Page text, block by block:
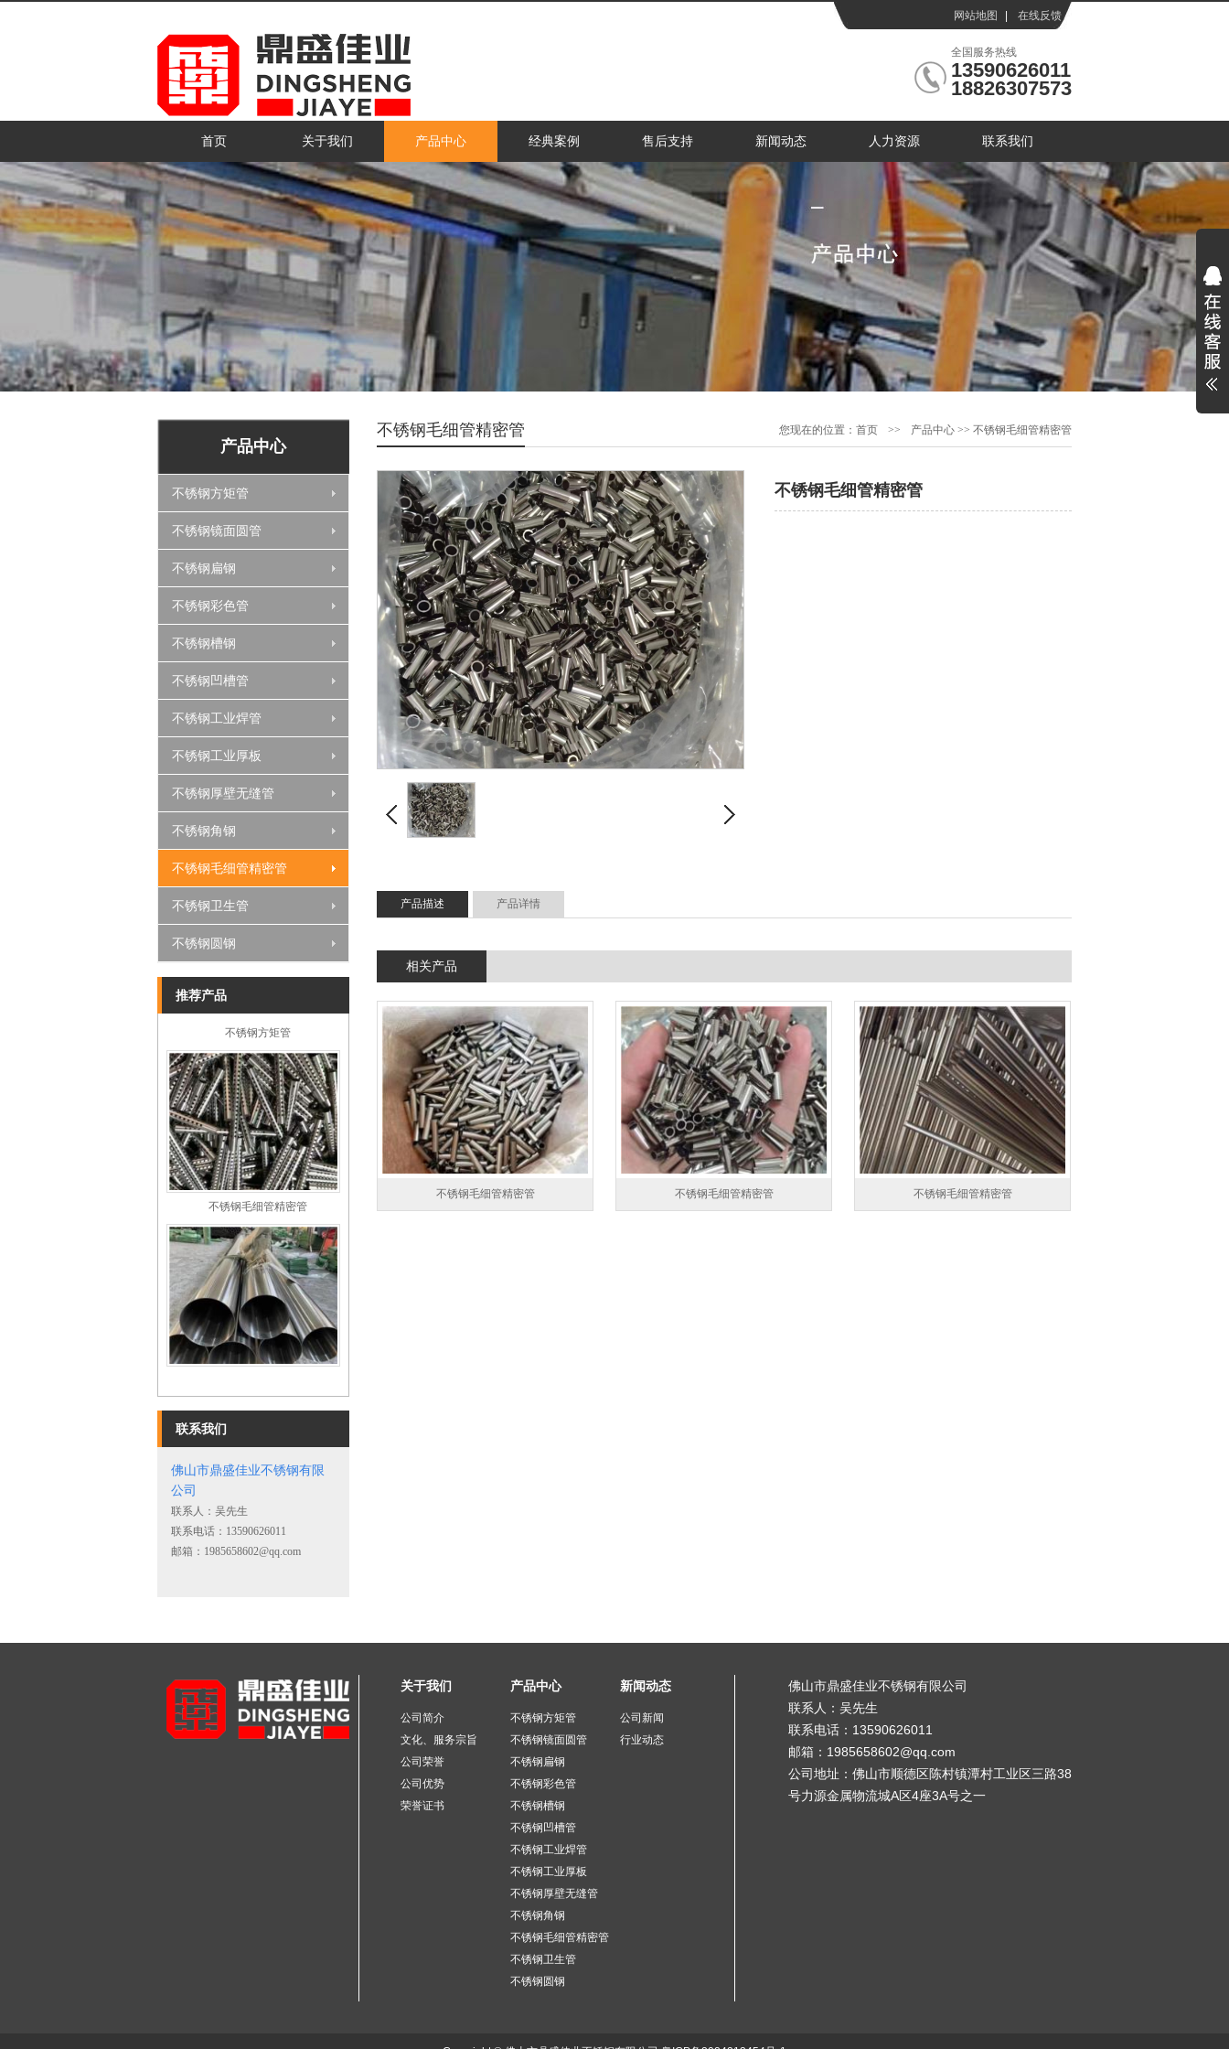
网站地图 在线反馈
全国服务热线
13590626011
18826307573
首页 关于我们 产品中心 经典案例 售后支持 新闻动态 人力资源 联系我们
产品中心
不锈钢方矩管
不锈钢镜面圆管
不锈钢扁钢
不锈钢彩色管
不锈钢槽钢
不锈钢凹槽管
不锈钢工业焊管
不锈钢工业厚板
不锈钢厚壁无缝管
不锈钢角钢
不锈钢毛细管精密管
不锈钢卫生管
不锈钢圆钢
推荐产品
不锈钢凹槽管
不锈钢毛细管精密管
不锈钢镜面圆管
不锈钢工业焊管
联系我们
佛山市鼎盛佳业不锈钢有限
公司
联系人：吴先生
联系电话：13590626011
邮箱：1985658602@qq.com
您现在的位置： 首页 >> 产品中心 >> 不锈钢毛细管精密管
不锈钢毛细管精密管
不锈钢毛细管精密管
产品描述 产品详情
相关产品
不锈钢毛细管精密管 不锈钢毛细管精密管 不锈钢毛细管精密管
关于我们
公司简介
文化、服务宗旨
公司荣誉
公司优势
荣誉证书
产品中心
不锈钢方矩管
不锈钢镜面圆管
不锈钢扁钢
不锈钢彩色管
不锈钢槽钢
不锈钢凹槽管
不锈钢工业焊管
不锈钢工业厚板
不锈钢厚壁无缝管
不锈钢角钢
不锈钢毛细管精密管
不锈钢卫生管
不锈钢圆钢
新闻动态
公司新闻
行业动态
佛山市鼎盛佳业不锈钢有限公司
联系人：吴先生
联系电话：13590626011
邮箱：1985658602@qq.com
公司地址：佛山市顺德区陈村镇潭村工业区三路38
号力源金属物流城A区4座3A号之一